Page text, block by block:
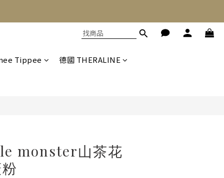
Tippee 德國 THERALINE
monster山茶花
立即購買